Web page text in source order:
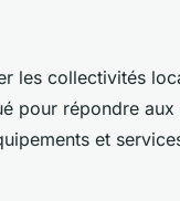
les collectivités
pour répondre
et